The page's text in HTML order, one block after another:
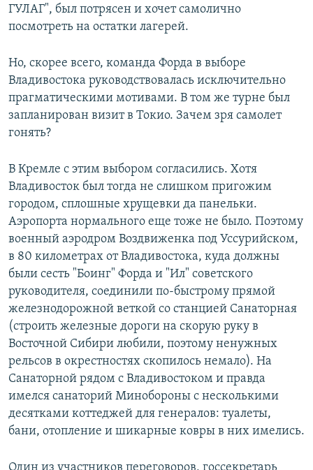
ГУЛАГ", был потрясен и хочет самолично
посмотреть на остатки лагерей.
Но, скорее всего, команда Форда в выборе
Владивостока руководствовалась исключительно
прагматическими мотивами. В том же турне был
запланирован визит в Токио. Зачем зря самолет
гонять?
В Кремле с этим выбором согласились. Хотя
Владивосток был тогда не слишком пригожим
городом, сплошные хрущевки да панельки.
Аэропорта нормального еще тоже не было. Поэтому
военный аэродром Воздвиженка под Уссурийском,
в 80 километрах от Владивостока, куда должны
были сесть "Боинг" Форда и "Ил" советского
руководителя, соединили по-быстрому прямой
железнодорожной веткой со станцией Санаторная
(строить железные дороги на скорую руку в
Восточной Сибири любили, поэтому ненужных
рельсов в окрестностях скопилось немало). На
Санаторной рядом с Владивостоком и правда
имелся санаторий Минобороны с несколькими
десятками коттеджей для генералов: туалеты,
бани, отопление и шикарные ковры в них имелись.